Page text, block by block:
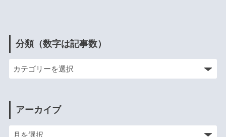
分類（数字は記事数）
アーカイブ